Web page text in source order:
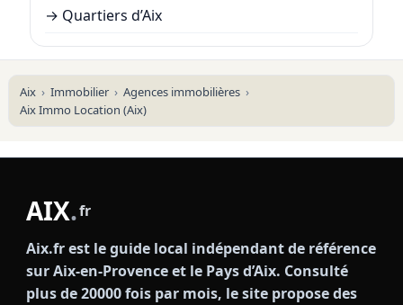
→ Quartiers d’Aix
Aix Immobilier
Agences immobilières
Aix Immo Location (Aix)
AIX.fr
Aix.fr est le guide local indépendant de référence
sur Aix-en-Provence et le Pays d’Aix. Consulté
plus de 20000 fois par mois, le site propose des